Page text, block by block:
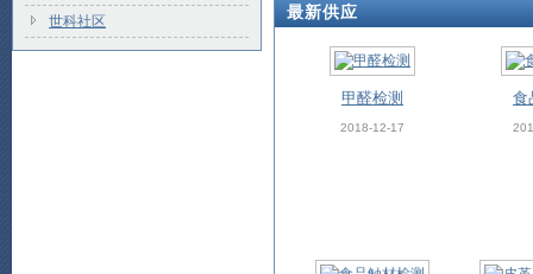
世科社区
最新供应
甲醛检测
2018-12-17
食